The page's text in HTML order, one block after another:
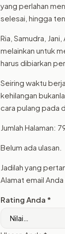
yang perlahan
selesai, hingga
Ria, Samudra,
melainkan untuk
harus dibiarkan
Seiring waktu
kehilangan
cara pulang pada
Jumlah Halaman:
Belum ada ulasan.
Jadilah yang
Alamat email
Rating Anda *